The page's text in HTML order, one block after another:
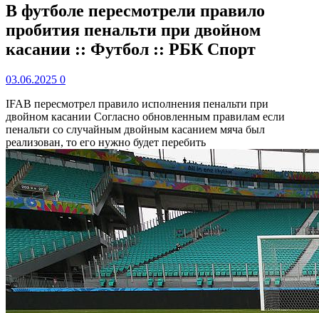
В футболе пересмотрели правило
пробития пенальти при двойном
касании :: Футбол :: РБК Спорт
03.06.2025 0
IFAB пересмотрел правило исполнения пенальти при
двойном касании Согласно обновленным правилам если
пенальти со случайным двойным касанием мяча был
реализован, то его нужно будет перебить